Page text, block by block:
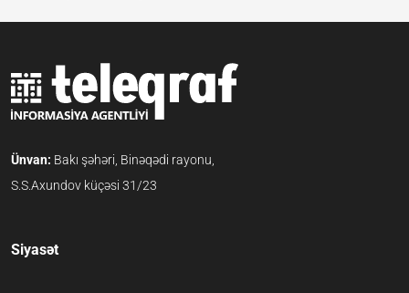
Ünvan: Bakı şəhəri, Binəqədi rayonu,
S.S.Axundov küçəsi 31/23
Siyasət